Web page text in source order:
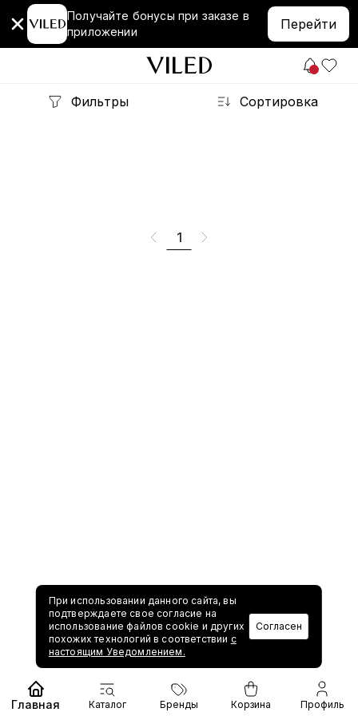
Получайте бонусы при заказе в
приложении
Перейти
Фильтры Сортировка
1
При использовании данного сайта, вы
подтверждаете свое согласие на
использование файлов cookie и других
похожих технологий в соответствии с
настоящим Уведомлением.
Согласен
Главная Каталог Бренды Корзина Профиль